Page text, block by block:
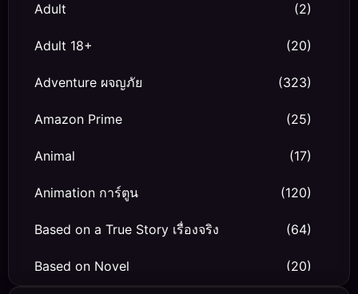
Adult (2)
Adult 18+ (20)
Adventure ผจญภัย (323)
Amazon Prime (25)
Animal (17)
Animation การ์ตูน (120)
Based on a True Story เรื่องจริง (64)
Based on Novel (20)